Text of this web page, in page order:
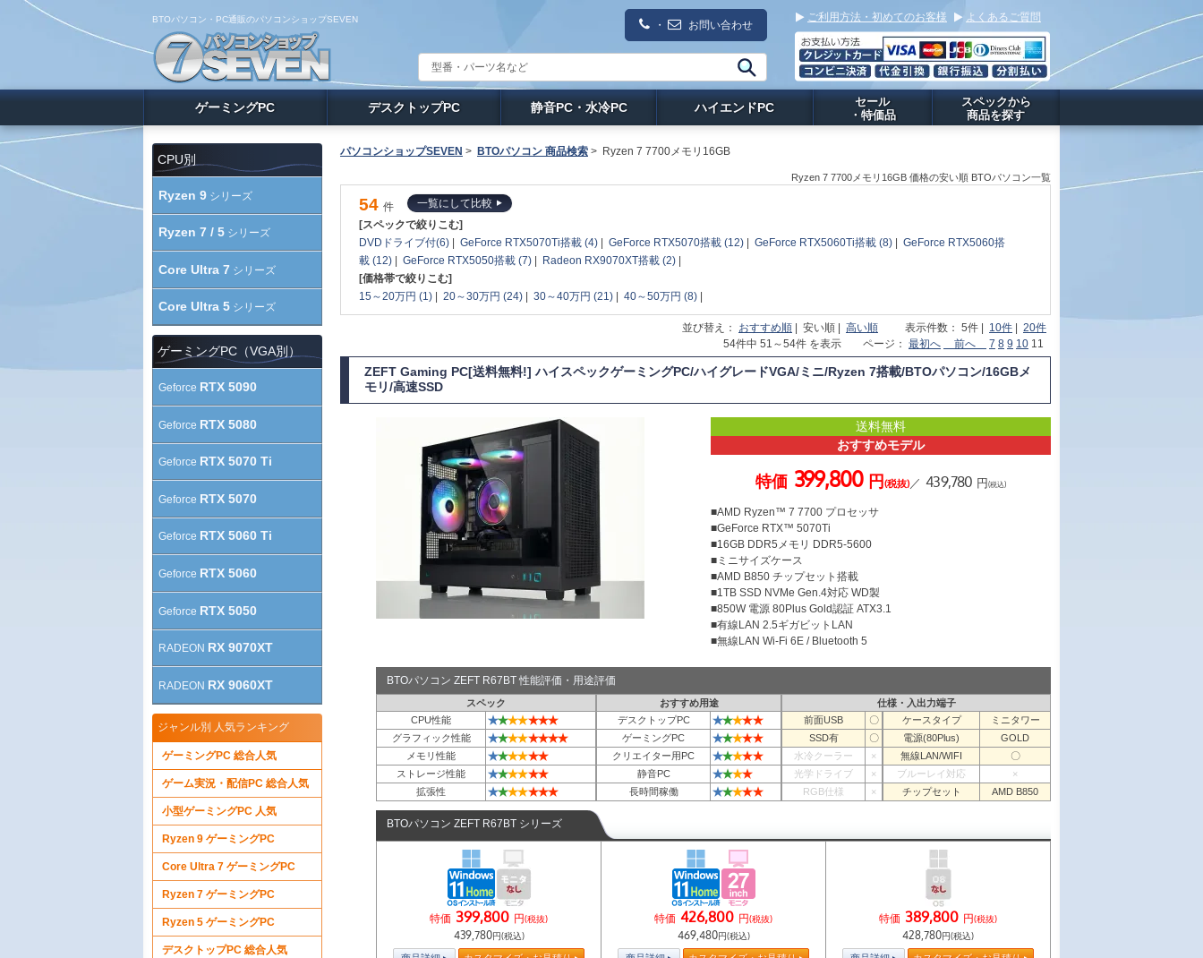
BTOパソコン・PC通販のパソコンショップSEVEN ・ お問い合わせ
ご利用方法・初めてのお客様 よくあるご質問
ゲーミングPC デスクトップPC 静音PC・水冷PC ハイエンドPC
セール
・特価品
スペックから
商品を探す
パソコンショップSEVEN > BTOパソコン 商品検索 > Ryzen 7 7700メモリ16GB
Ryzen 7 7700メモリ16GB 価格の安い順 BTOパソコン一覧
54 件
一覧にして比較
[スペックで絞りこむ]
DVDドライブ付(6) | GeForce RTX5070Ti搭載 (4) | GeForce RTX5070搭載 (12) | GeForce RTX5060Ti搭載 (8) | GeForce RTX5060搭
載 (12) | GeForce RTX5050搭載 (7) | Radeon RX9070XT搭載 (2) |
[価格帯で絞りこむ]
15～20万円 (1) | 20～30万円 (24) | 30～40万円 (21) | 40～50万円 (8) |
並び替え： おすすめ順 | 安い順 | 高い順 表示件数： 5件 | 10件 | 20件
54件中 51～54件 を表示 ページ： 最初へ 前へ 7 8 9 10 11
ZEFT Gaming PC[送料無料!] ハイスペックゲーミングPC/ハイグレードVGA/ミニ/Ryzen 7搭載/BTOパソコン/16GBメ
モリ/高速SSD
送料無料
おすすめモデル
特価 399,800 円(税抜)／ 439,780 円(税込)
■AMD Ryzen™ 7 7700 プロセッサ
■GeForce RTX™ 5070Ti
■16GB DDR5メモリ DDR5-5600
■ミニサイズケース
■AMD B850 チップセット搭載
■1TB SSD NVMe Gen.4対応 WD製
■850W 電源 80Plus Gold認証 ATX3.1
■有線LAN 2.5ギガビットLAN
■無線LAN Wi-Fi 6E / Bluetooth 5
BTOパソコン ZEFT R67BT 性能評価・用途評価
スペック おすすめ用途
仕様・入出力端子
CPU性能
★★★★★★★ デスクトップPC ★★★★★ 前面USB 〇 ケースタイプ
ミニタワー
グラフィック性能
★★★★★★★★ ゲーミングPC ★★★★★ SSD有 〇 電源(80Plus)
GOLD
メモリ性能
★★★★★★ クリエイター用PC ★★★★★ 水冷クーラー × 無線LAN/WIFI
〇
ストレージ性能
★★★★★★ 静音PC ★★★★ 光学ドライブ × ブルーレイ対応
×
拡張性
★★★★★★★ 長時間稼働 ★★★★★ RGB仕様 × チップセット AMD B850
BTOパソコン ZEFT R67BT シリーズ
特価 399,800 円(税抜)
439,780円(税込)
特価 426,800 円(税抜)
469,480円(税込)
特価 389,800 円(税抜)
428,780円(税込)
CPU別
Ryzen 9 シリーズ
Ryzen 7 / 5 シリーズ
Core Ultra 7 シリーズ
Core Ultra 5 シリーズ
ゲーミングPC（VGA別）
Geforce RTX 5090
Geforce RTX 5080
Geforce RTX 5070 Ti
Geforce RTX 5070
Geforce RTX 5060 Ti
Geforce RTX 5060
Geforce RTX 5050
RADEON RX 9070XT
RADEON RX 9060XT
ジャンル別 人気ランキング
ゲーミングPC 総合人気
ゲーム実況・配信PC 総合人気
小型ゲーミングPC 人気
Ryzen 9 ゲーミングPC
Core Ultra 7 ゲーミングPC
Ryzen 7 ゲーミングPC
Ryzen 5 ゲーミングPC
デスクトップPC 総合人気